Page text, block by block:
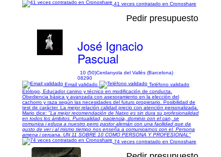
41 veces contratado en Cronoshare
Pedir presupuesto
José Ignacio
Pascual
10 (50)Cerdanyola del Vallès (Barcelona)
08290
Email validado
Teléfono validado
Etólogo, Educador canino y técnico en modificación de conducta.
Obediencia básica y avanzada con asesoramiento en la elección del
cachorro y raza según las necesidades del futuro propietario. Posibilidad de
test de carácter. La mejor relación calidad precio con atención personalizada.
Mario dice: "La mejor recomendación de Natxo es sin dura su profesionalidad
en todos los ámbitos. Puntualidad, paciencia, dominio con el can, se
comunica i educa a nuestro perro pastor alemán con una facilidad que da
gusto de ver i al mismo tiempo nos enseña a comunicarnos con el. Persona
amena i cercana. UN 11 SOBRE 10 COMO PERSONA Y PROFESIONAL"
74 veces contratado en Cronoshare